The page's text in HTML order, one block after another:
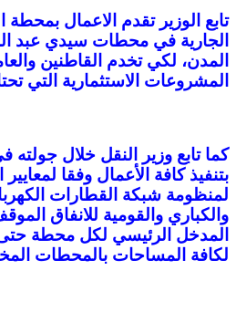
تابع الوزير تقدم الاعمال
الجارية في محطات سيدي عبد
المدن، لكي تخدم القاطنين
المشروعات الاستثمارية التي
كما تابع وزير النقل خلال
بتنفيذ كافة الأعمال وفقا
لمنظومة شبكة القطارات
والكباري والقومية للانفاق
المدخل الرئيسي لكل محطة حتى
لكافة المساحات بالمحطات